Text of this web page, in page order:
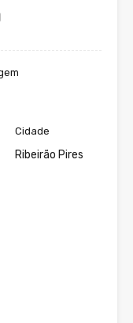
Cidade
Ribeirão Pires